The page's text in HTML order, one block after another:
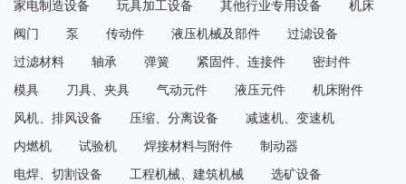
家电制造设备
玩具加工设备 其他行业专用设备
机床
阀门
泵 传动件 液压机械及部件
过滤设备
过滤材料
轴承 弹簧 紧固件、连接件
密封件
模具
刀具、夹具 气动元件 液压元件
机床附件
风机、排风设备
压缩、分离设备
减速机、变速机
内燃机
试验机 焊接材料与附件
制动器
电焊、切割设备
工程机械、建筑机械
选矿设备